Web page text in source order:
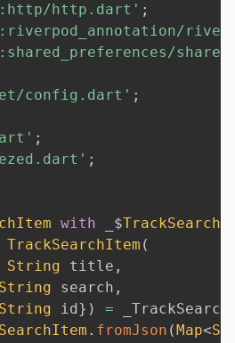
http.dart' ;
config.dart' ;
;
;
with _$
TrackSearchItem (
String title ,
String search ,
String id} ) =
. fromJson (Map<